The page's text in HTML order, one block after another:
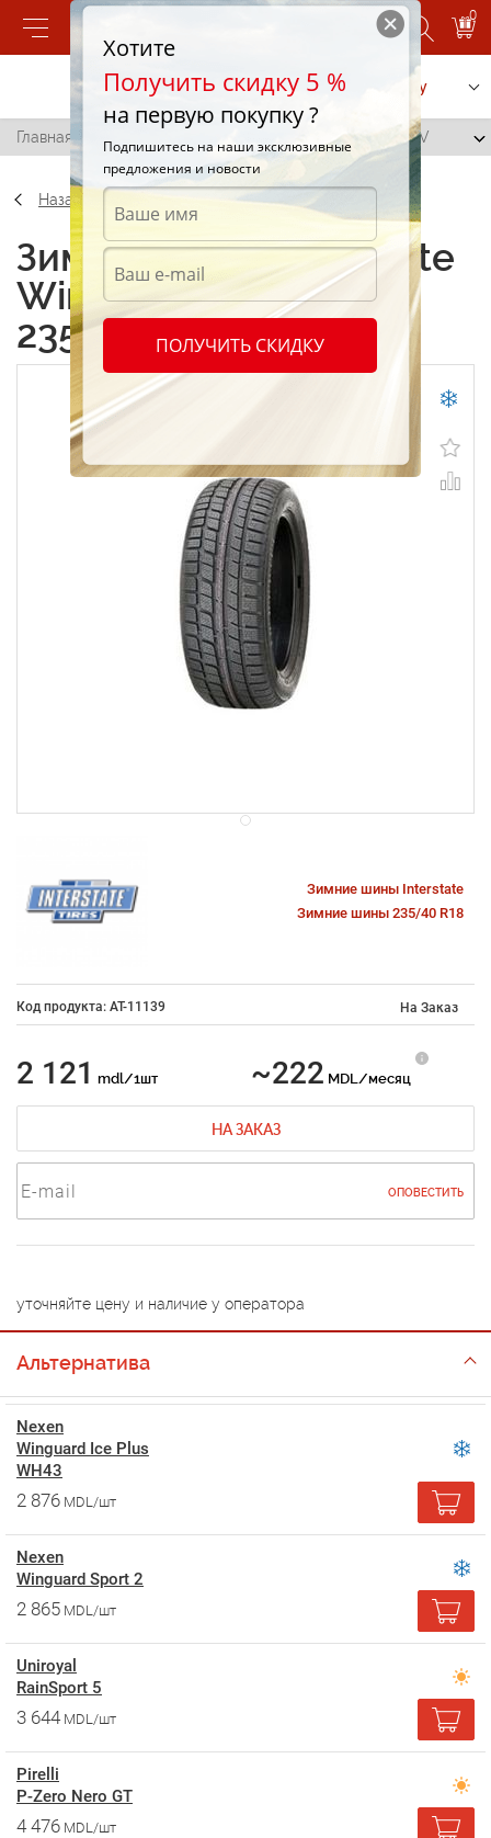
0
Позвонить Заказать услугу
Главная / Interstate Winter SUV IWT-3D 235/40 R18 95V
Назад
Зимние шины Interstate
Winter SUV IWT-3D
235/40 R18 95V
Зимние шины Interstate
Зимние шины 235/40 R18
Код продукта: AT-11139 На Заказ
2 121 mdl/1шт ~222 MDL/месяц
НА ЗАКАЗ
ОПОВЕСТИТЬ
уточняйте цену и наличие у оператора
Альтернатива
Nexen
Winguard Ice Plus
WH43
2 876 MDL/шт
Nexen
Winguard Sport 2
2 865 MDL/шт
Uniroyal
RainSport 5
3 644 MDL/шт
Pirelli
P-Zero Nero GT
4 476 MDL/шт
Хотите
Получить скидку 5 %
на первую покупку ?
Подпишитесь на наши эксклюзивные
предложения и новости
ПОЛУЧИТЬ СКИДКУ